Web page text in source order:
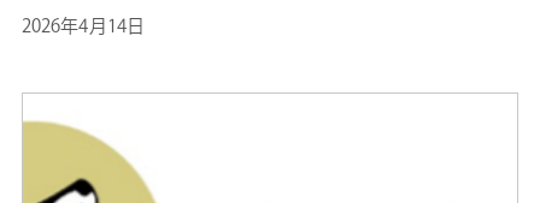
2026年4月14日